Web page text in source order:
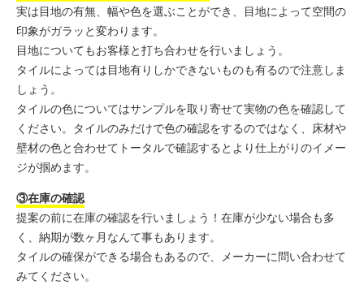
実は目地の有無、幅や色を選ぶことができ、目地によって空間の
印象がガラッと変わります。
目地についてもお客様と打ち合わせを行いましょう。
タイルによっては目地有りしかできないものも有るので注意しま
しょう。
タイルの色についてはサンプルを取り寄せて実物の色を確認して
ください。タイルのみだけで色の確認をするのではなく、床材や
壁材の色と合わせてトータルで確認するとより仕上がりのイメー
ジが掴めます。
③在庫の確認
提案の前に在庫の確認を行いましょう！在庫が少ない場合も多
く、納期が数ヶ月なんて事もあります。
タイルの確保ができる場合もあるので、メーカーに問い合わせて
みてください。